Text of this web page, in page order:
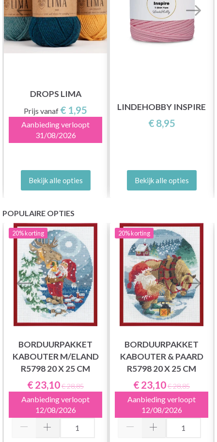
DROPS LIMA
Prijs vanaf € 1,95
Aanbieding verloopt
31/08/2026
Bekijk alle opties
LINDEHOBBY INSPIRE
€ 8,95
Bekijk alle opties
POPULAIRE OPTIES
20%korting
BORDUURPAKKET
KABOUTER M/ELAND
R5798 20 X 25 CM
€ 23,10€ 28,85
Aanbieding verloopt
12/08/2026
20%korting
BORDUURPAKKET
KABOUTER & PAARD
R5798 20 X 25 CM
€ 23,10€ 28,85
Aanbieding verloopt
12/08/2026